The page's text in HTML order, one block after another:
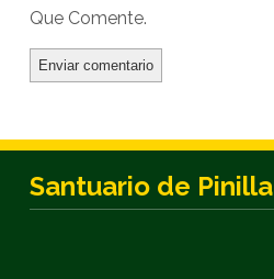
Que Comente.
Santuario de Pinilla